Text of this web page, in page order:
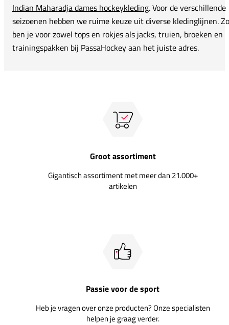
Indian Maharadja dames hockeykleding. Voor de verschillende
seizoenen hebben we ruime keuze uit diverse kledinglijnen. Zo
ben je voor zowel tops en rokjes als jacks, truien, broeken en
trainingspakken bij PassaHockey aan het juiste adres.
Groot assortiment
Gigantisch assortiment met meer dan 21.000+
artikelen
Passie voor de sport
Heb je vragen over onze producten? Onze specialisten
helpen je graag verder.